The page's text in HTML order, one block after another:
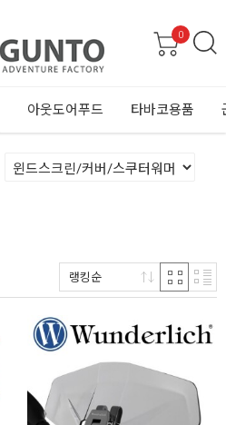
0
아웃도어푸드 타바코용품
랭킹순